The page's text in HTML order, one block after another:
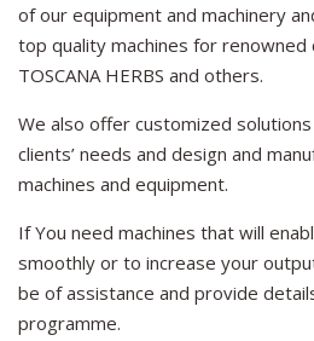
of our equipment and machinery
top quality machines for renowned
TOSCANA HERBS and others.
We also offer customized
clients’ needs and design and
machines and equipment.
If You need machines that will
smoothly or to increase your
be of assistance and provide
programme.